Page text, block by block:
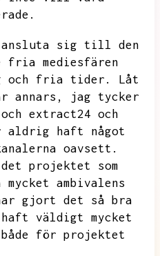
ansluta sig till den
fria mediesfären
och fria tider.
Låt
annars,
jag tycker
extract24 och
aldrig haft något
oavsett.
projektet som
ambivalens
gjort det så bra
väldigt mycket
både för projektet